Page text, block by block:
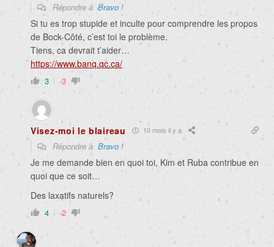
Répondre àBravo !
Si tu es trop stupide et inculte pour comprendre les propos
de Bock-Côté, c’est toi le problème.
Tiens, ca devrait t’aider…
https://www.banq.qc.ca/
3 -3
Visez-moi le blaireau 10 mois il y a
Répondre à Bravo !
Je me demande bien en quoi toi, Kim et Ruba contribue en
quoi que ce soit…
Des laxatifs naturels?
4 -2